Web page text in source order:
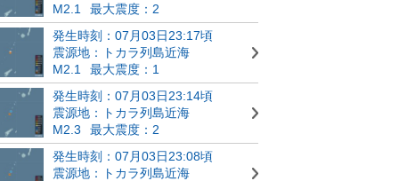
M2.1
最大震度：2
発生時刻：07月03日23:17頃
震源地：トカラ列島近海
M2.1
最大震度：1
発生時刻：07月03日23:14頃
震源地：トカラ列島近海
M2.3
最大震度：2
発生時刻：07月03日23:08頃
震源地：トカラ列島近海